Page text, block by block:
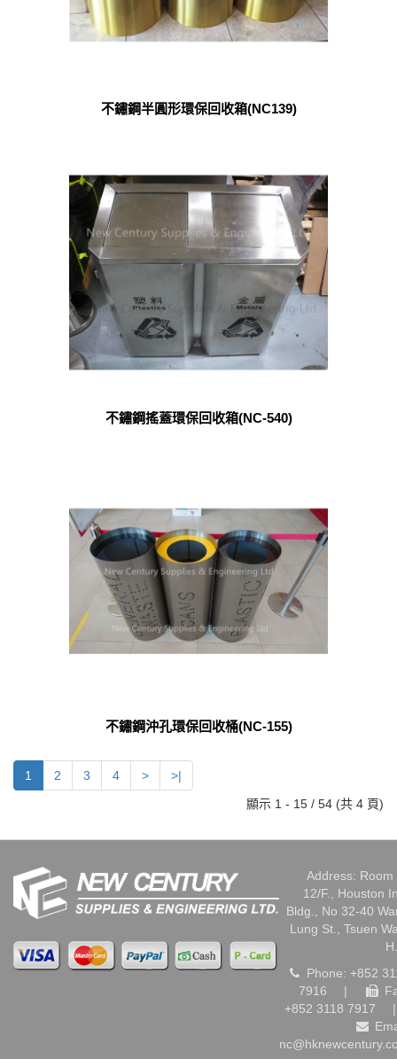
不鏽鋼半圓形環保回收箱(NC139)
不鏽鋼搖蓋環保回收箱(NC-540)
不鏽鋼沖孔環保回收桶(NC-155)
1 2 3 4 >
>|
顯示 1 - 15 / 54 (共 4 頁)
Address: Room
12/F., Houston
Bldg., No 32-40
Lung St., Tsuen
Phone: +852
7916
|
+852 3118 7917
|